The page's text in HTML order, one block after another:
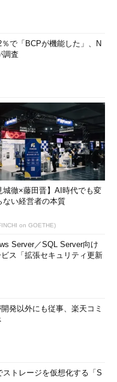
で「BCPが機能した」、N
調査
城徹×藤田晋】AI時代でも変
ない経営者の本質
on GOETHE)
Server／SQL Server向け
ス「拡張セキュリティ更新
発以外にも従事、楽天コミ
ストレージを仮想化する「S